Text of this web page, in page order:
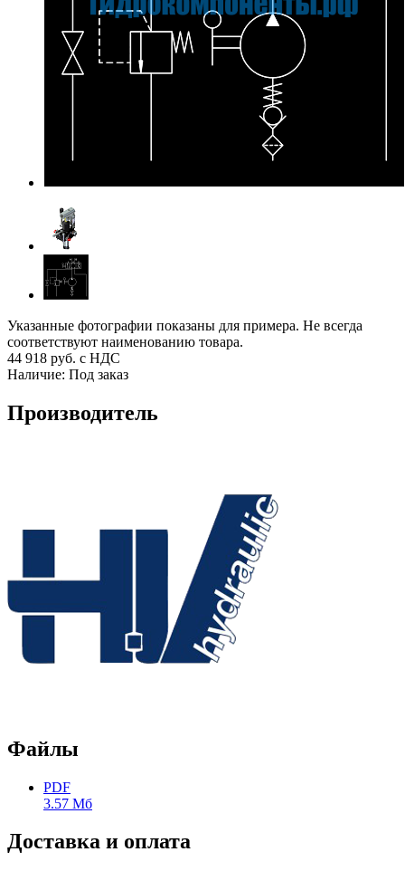
Указанные фотографии показаны для примера. Не всегда
соответствуют наименованию товара.
44 918 руб. с НДС
Наличие: Под заказ
Производитель
Файлы
PDF
3.57 Мб
Доставка и оплата